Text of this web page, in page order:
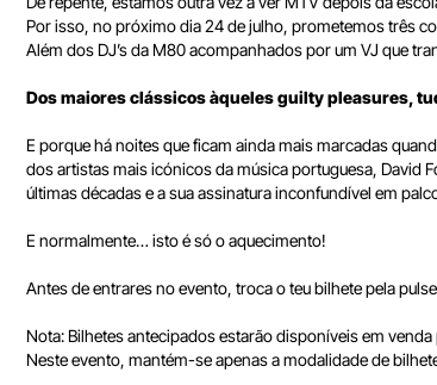
Por isso, no próximo dia 24 de julho, prometemos três
Além dos DJ’s da M80 acompanhados por um VJ que
Dos maiores clássicos àqueles guilty pleasures,
E porque há noites que ficam ainda mais marcadas
dos artistas mais icónicos da música portuguesa, David
últimas décadas e a sua assinatura inconfundível em
E normalmente… isto é só o aquecimento!
Antes de entrares no evento, troca o teu bilhete pela
Nota: Bilhetes antecipados estarão disponíveis em
Neste evento, mantém-se apenas a modalidade de